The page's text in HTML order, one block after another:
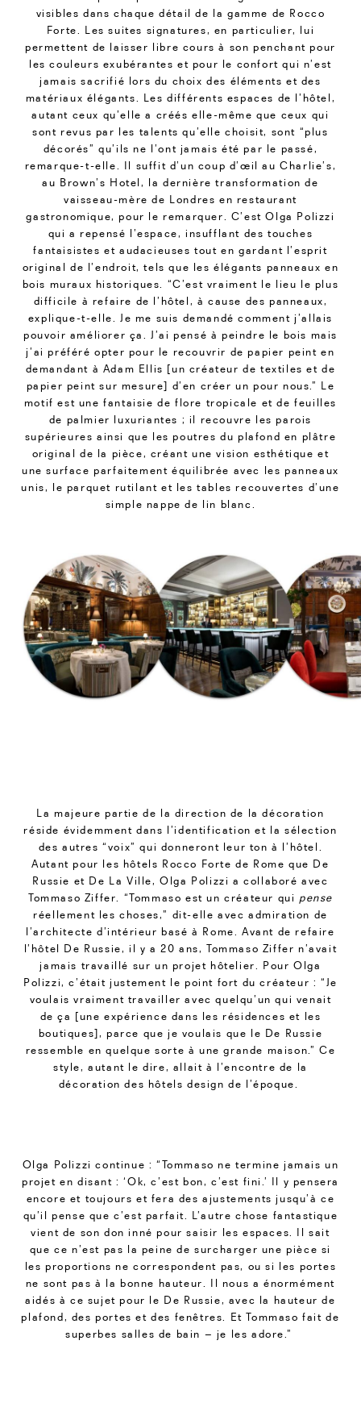
visibles dans chaque détail de la gamme de Rocco
Forte. Les suites signatures, en particulier, lui
permettent de laisser libre cours à son penchant pour
les couleurs exubérantes et pour le confort qui n’est
jamais sacrifié lors du choix des éléments et des
matériaux élégants. Les différents espaces de l’hôtel,
autant ceux qu’elle a créés elle-même que ceux qui
sont revus par les talents qu’elle choisit, sont “plus
décorés” qu’ils ne l’ont jamais été par le passé,
remarque-t-elle. Il suffit d’un coup d’œil au Charlie’s,
au Brown’s Hotel, la dernière transformation de
vaisseau-mère de Londres en restaurant
gastronomique, pour le remarquer. C’est Olga Polizzi
qui a repensé l’espace, insufflant des touches
fantaisistes et audacieuses tout en gardant l’esprit
original de l’endroit, tels que les élégants panneaux en
bois muraux historiques. “C’est vraiment le lieu le plus
difficile à refaire de l’hôtel, à cause des panneaux,
explique-t-elle. Je me suis demandé comment j’allais
pouvoir améliorer ça. J’ai pensé à peindre le bois mais
j’ai préféré opter pour le recouvrir de papier peint en
demandant à Adam Ellis [un créateur de textiles et de
papier peint sur mesure] d’en créer un pour nous.” Le
motif est une fantaisie de flore tropicale et de feuilles
de palmier luxuriantes ; il recouvre les parois
supérieures ainsi que les poutres du plafond en plâtre
original de la pièce, créant une vision esthétique et
une surface parfaitement équilibrée avec les panneaux
unis, le parquet rutilant et les tables recouvertes d’une
simple nappe de lin blanc.
La majeure partie de la direction de la décoration
réside évidemment dans l’identification et la sélection
des autres “voix” qui donneront leur ton à l’hôtel.
Autant pour les hôtels Rocco Forte de Rome que De
Russie et De La Ville, Olga Polizzi a collaboré avec
Tommaso Ziffer. “Tommaso est un créateur qui pense
réellement les choses,” dit-elle avec admiration de
l’architecte d’intérieur basé à Rome. Avant de refaire
l’hôtel De Russie, il y a 20 ans, Tommaso Ziffer n’avait
jamais travaillé sur un projet hôtelier. Pour Olga
Polizzi, c’était justement le point fort du créateur : “Je
voulais vraiment travailler avec quelqu’un qui venait
de ça [une expérience dans les résidences et les
boutiques], parce que je voulais que le De Russie
ressemble en quelque sorte à une grande maison.” Ce
style, autant le dire, allait à l’encontre de la
décoration des hôtels design de l’époque.
Olga Polizzi continue : “Tommaso ne termine jamais un
projet en disant : ‘Ok, c’est bon, c’est fini.’ Il y pensera
encore et toujours et fera des ajustements jusqu’à ce
qu’il pense que c’est parfait. L’autre chose fantastique
vient de son don inné pour saisir les espaces. Il sait
que ce n’est pas la peine de surcharger une pièce si
les proportions ne correspondent pas, ou si les portes
ne sont pas à la bonne hauteur. Il nous a énormément
aidés à ce sujet pour le De Russie, avec la hauteur de
plafond, des portes et des fenêtres. Et Tommaso fait de
superbes salles de bain – je les adore.”